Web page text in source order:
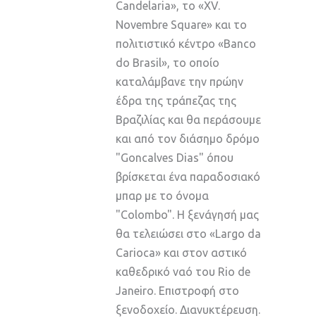
Candelaria», το «XV.
Novembre Square» και το
πολιτιστικό κέντρο «Banco
do Brasil», το οποίο
καταλάμβανε την πρώην
έδρα της τράπεζας της
Βραζιλίας και θα περάσουμε
και από τον διάσημο δρόμο
"Goncalves Dias" όπου
βρίσκεται ένα παραδοσιακό
μπαρ με το όνομα
"Colombo". Η ξενάγησή μας
θα τελειώσει στο «Largo da
Carioca» και στον αστικό
καθεδρικό ναό του Rio de
Janeiro. Επιστροφή στο
ξενοδοχείο. Διανυκτέρευση.